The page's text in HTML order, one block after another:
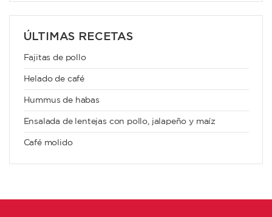
ÚLTIMAS RECETAS
Fajitas de pollo
Helado de café
Hummus de habas
Ensalada de lentejas con pollo, jalapeño y maíz
Café molido